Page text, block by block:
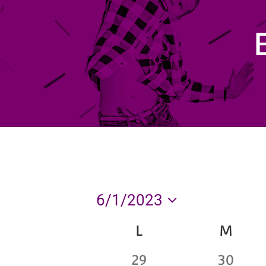
6/1/2023
fecha.
Calendario
L M
0
29
0
30